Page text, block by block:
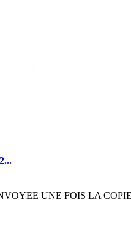
UNE FOIS LA